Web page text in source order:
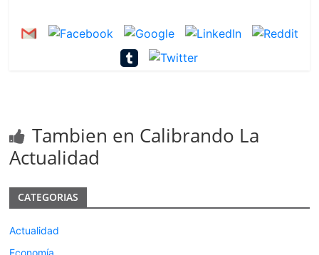
Tambien en Calibrando La
Actualidad
CATEGORIAS
Actualidad
Economía